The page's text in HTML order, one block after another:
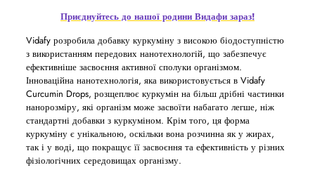
Приєднуйтесь до нашої родини Видафи зараз!
Vidafy розробила добавку куркуміну з високою біодоступністю
з використанням передових нанотехнологій, що забезпечує
ефективніше засвоєння активної сполуки організмом.
Інноваційна нанотехнологія, яка використовується в Vidafy
Curcumin Drops, розщеплює куркумін на більш дрібні частинки
нанорозміру, які організм може засвоїти набагато легше, ніж
стандартні добавки з куркуміном. Крім того, ця форма
куркуміну є унікальною, оскільки вона розчинна як у жирах,
так і у воді, що покращує її засвоєння та ефективність у різних
фізіологічних середовищах організму.